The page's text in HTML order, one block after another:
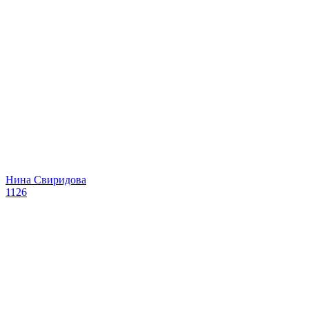
Нина Свиридова
1126